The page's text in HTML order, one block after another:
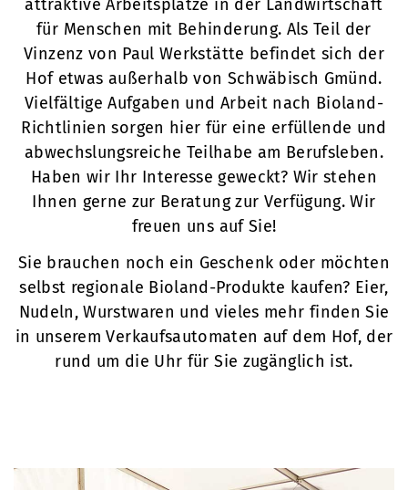
attraktive Arbeitsplätze in der Landwirtschaft
für Menschen mit Behinderung. Als Teil der
Vinzenz von Paul Werkstätte befindet sich der
Hof etwas außerhalb von Schwäbisch Gmünd.
Vielfältige Aufgaben und Arbeit nach Bioland-
Richtlinien sorgen hier für eine erfüllende und
abwechslungsreiche Teilhabe am Berufsleben.
Haben wir Ihr Interesse geweckt? Wir stehen
Ihnen gerne zur Beratung zur Verfügung. Wir
freuen uns auf Sie!
Sie brauchen noch ein Geschenk oder möchten
selbst regionale Bioland-Produkte kaufen? Eier,
Nudeln, Wurstwaren und vieles mehr finden Sie
in unserem Verkaufsautomaten auf dem Hof, der
rund um die Uhr für Sie zugänglich ist.